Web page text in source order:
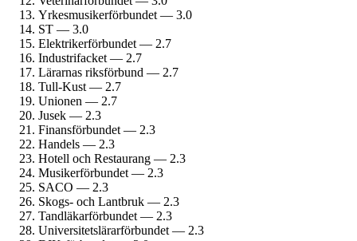
Yrkesmusiker­förbundet — 3.0
ST — 3.0
Elektriker­förbundet — 2.7
Industrifacket — 2.7
Lärarnas riksförbund — 2.7
Tull-Kust — 2.7
Unionen — 2.7
Jusek — 2.3
Finans­förbundet — 2.3
Handels — 2.3
Hotell och Restaurang — 2.3
Musiker­förbundet — 2.3
SACO — 2.3
Skogs- och Lantbruk — 2.3
Tandläkar­förbundet — 2.3
Universitetslärar­förbundet — 2.3